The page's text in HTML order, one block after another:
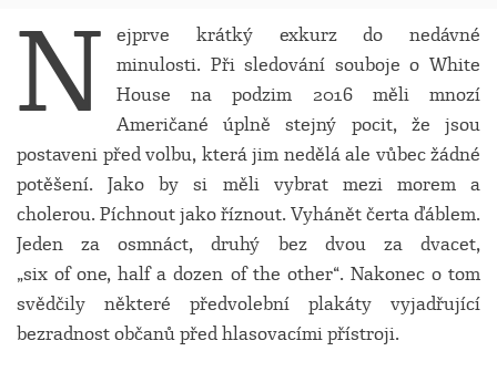
N
ejprve krátký exkurz do nedávné
minulosti. Při sledování souboje o White
House na podzim 2016 měli mnozí
Američané úplně stejný pocit, že jsou
postaveni před volbu, která jim nedělá ale vůbec žádné
potěšení. Jako by si měli vybrat mezi morem a
cholerou. Píchnout jako říznout. Vyhánět čerta ďáblem.
Jeden za osmnáct, druhý bez dvou za dvacet,
„six of one, half a dozen of the other“. Nakonec o tom
svědčily některé předvolební plakáty vyjadřující
bezradnost občanů před hlasovacími přístroji.